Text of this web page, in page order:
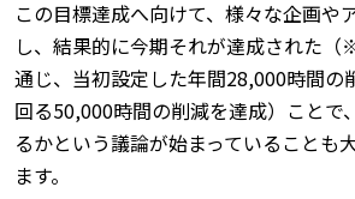
この目標達成へ向けて、様々な企画や
し、結果的に今期それが達成された
通じ、当初設定した年間28,000時間の
回る50,000時間の削減を達成）ことで
るかという議論が始まっていることも
ます。